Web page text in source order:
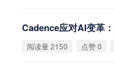
Cadence应对AI变革
阅读量 2150 点赞 0